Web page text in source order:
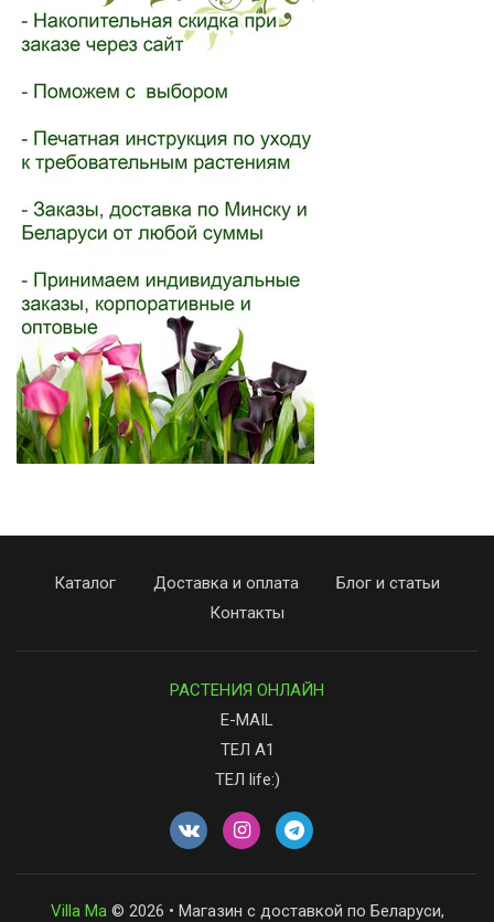
Каталог Доставка и оплата
Блог и статьи
Контакты
РАСТЕНИЯ ОНЛАЙН
E-MAIL
ТЕЛ А1
ТЕЛ life:)
Villa Ma © 2026 • Магазин с доставкой по Беларуси,